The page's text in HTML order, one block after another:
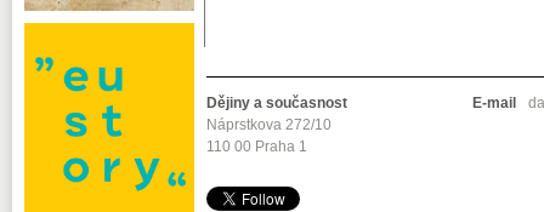
Dějiny a současnost
Náprstkova 272/10
110 00 Praha 1
E-mail